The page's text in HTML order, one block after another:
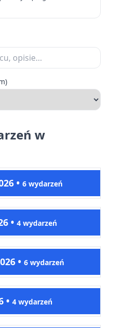
w
• 6 wydarzeń
• 4 wydarzeń
• 6 wydarzeń
• 4 wydarzeń